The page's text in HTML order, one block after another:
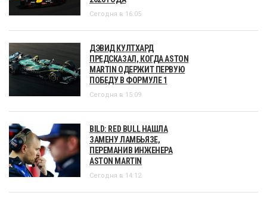
Сегодня в 16:05
ДЭВИД КУЛТХАРД
ПРЕДСКАЗАЛ, КОГДА ASTON
MARTIN ОДЕРЖИТ ПЕРВУЮ
ПОБЕДУ В ФОРМУЛЕ 1
Сегодня в 15:09
BILD: RED BULL НАШЛА
ЗАМЕНУ ЛАМБЬЯЗЕ,
ПЕРЕМАНИВ ИНЖЕНЕРА
ASTON MARTIN
Сегодня в 14:12